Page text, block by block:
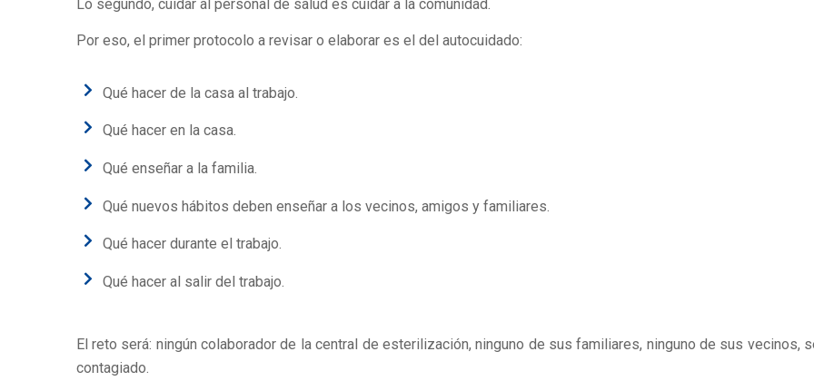
Lo segundo, cuidar al personal de salud es cuidar a la comunidad.
Por eso, el primer protocolo a revisar o elaborar es el del autocuidado:
Qué hacer de la casa al trabajo.
Qué hacer en la casa.
Qué enseñar a la familia.
Qué nuevos hábitos deben enseñar a los vecinos, amigos y familiares.
Qué hacer durante el trabajo.
Qué hacer al salir del trabajo.
El reto será: ningún colaborador de la central de esterilización, ninguno de sus familiares, ninguno de sus vecinos,
contagiado.